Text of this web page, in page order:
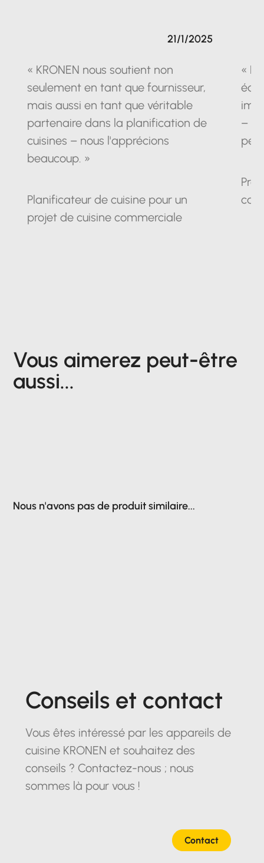
« KRONEN nous soutient non
seulement en tant que fournisseur,
mais aussi en tant que véritable
partenaire dans la planification de
cuisines – nous l'apprécions
beaucoup. »
Planificateur de cuisine pour un
projet de cuisine commerciale
21/1/2025
«
–
Vous aimerez peut-être
aussi...
Nous n'avons pas de produit similaire...
Conseils et contact
Vous êtes intéressé par les appareils de
cuisine KRONEN et souhaitez des
conseils ? Contactez-nous ; nous
sommes là pour vous !
Contact